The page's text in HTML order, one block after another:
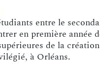
entre le
en première année
de la
à Orléans.